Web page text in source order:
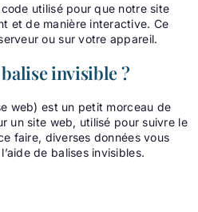
utilisé pour que notre site
et de manière interactive. Ce
ou sur votre appareil.
balise invisible ?
web) est un petit morceau de
un site web, utilisé pour suivre le
faire, diverses données vous
de balises invisibles.